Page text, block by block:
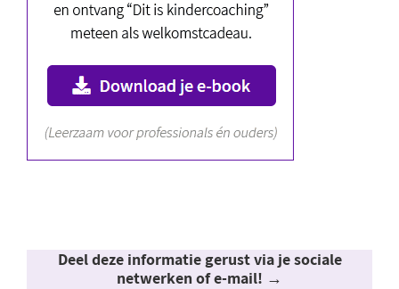
Deel deze informatie gerust via je sociale
netwerken of e-mail! →